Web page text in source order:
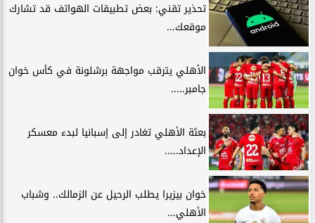
تحذير تقني: بعض تطبيقات الهواتف قد تشارك
موقعك...
الأهلي يترقب مواجهة برشلونة في كأس خوان
جامبر.....
بعثة الأهلي تغادر إلى إسبانيا لبدء معسكر
الإعداد.....
خوان بيزيرا يطلب الرحيل عن الزمالك.. وشباب
الأهلي...